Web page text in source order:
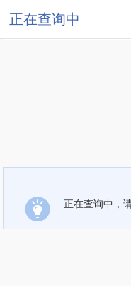
正在查询中
正在查询中，